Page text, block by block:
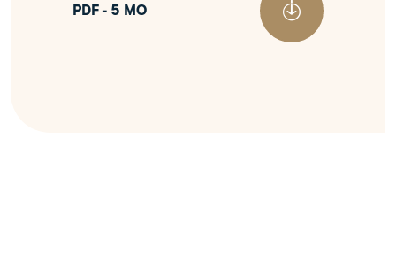
PDF - 5 MO